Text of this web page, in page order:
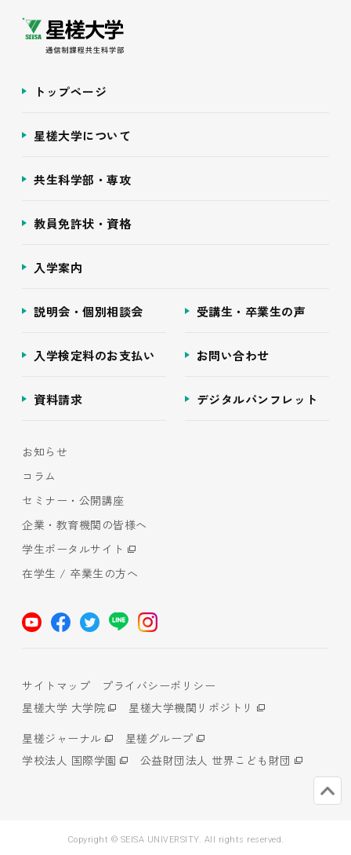
トップページ
星槎大学について
共生科学部・専攻
教員免許状・資格
入学案内
説明会・個別相談会 受講生・卒業生の声
入学検定料のお支払い お問い合わせ
資料請求 デジタルパンフレット
お知らせ
コラム
セミナー・公開講座
企業・教育機関の皆様へ
学生ポータルサイト
在学生 / 卒業生の方へ
サイトマップ
プライバシーポリシー
星槎大学 大学院
星槎大学機関リポジトリ
星槎ジャーナル
星槎グループ
学校法人 国際学園
公益財団法人 世界こども財団
Copyright © SEISA UNIVERSITY. All rights reserved.